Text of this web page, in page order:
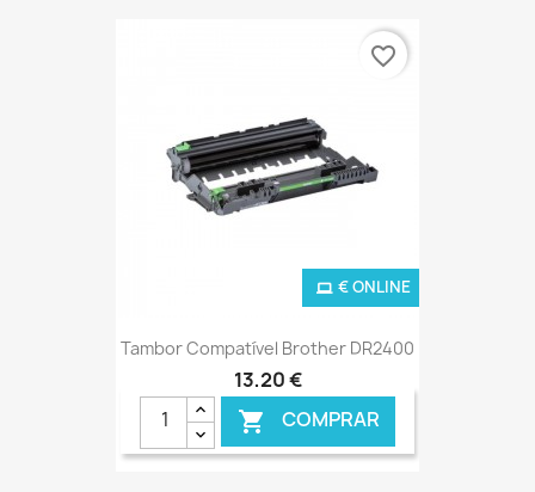
Tambor Compatível Brother DR2400
13,20 €
 COMPRAR
€ ONLINE
favorite_border